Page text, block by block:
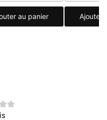
au panier Ajouter